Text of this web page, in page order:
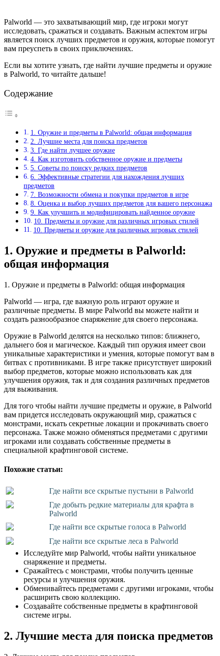
Palworld — это захватывающий мир, где игроки могут
исследовать, сражаться и создавать. Важным аспектом игры
является поиск лучших предметов и оружия, которые помогут
вам преуспеть в своих приключениях.
Если вы хотите узнать, где найти лучшие предметы и оружие
в Palworld, то читайте дальше!
Содержание
1. Оружие и предметы в Palworld: общая информация
2. Лучшие места для поиска предметов
3. Где найти лучшее оружие
4. Как изготовить собственное оружие и предметы
5. Советы по поиску редких предметов
6. Эффективные стратегии для нахождения лучших
предметов
7. Возможности обмена и покупки предметов в игре
8. Оценка и выбор лучших предметов для вашего персонажа
9. Как улучшить и модифицировать найденное оружие
10. Предметы и оружие для различных игровых стилей
10. Предметы и оружие для различных игровых стилей
1. Оружие и предметы в Palworld:
общая информация
1. Оружие и предметы в Palworld: общая информация
Palworld — игра, где важную роль играют оружие и
различные предметы. В мире Palworld вы можете найти и
создать разнообразное снаряжение для своего персонажа.
Оружие в Palworld делятся на несколько типов: ближнего,
дальнего боя и магическое. Каждый тип оружия имеет свои
уникальные характеристики и умения, которые помогут вам в
битвах с противниками. В игре также присутствует широкий
выбор предметов, которые можно использовать как для
улучшения оружия, так и для создания различных предметов
для выживания.
Для того чтобы найти лучшие предметы и оружие, в Palworld
вам придется исследовать окружающий мир, сражаться с
монстрами, искать секретные локации и прокачивать своего
персонажа. Также можно обменяться предметами с другими
игроками или создавать собственные предметы в
специальной крафтинговой системе.
Похожие статьи:
Где найти все скрытые пустыни в Palworld
Где добыть редкие материалы для крафта в
Palworld
Где найти все скрытые голоса в Palworld
Где найти все скрытые леса в Palworld
Исследуйте мир Palworld, чтобы найти уникальное
снаряжение и предметы.
Сражайтесь с монстрами, чтобы получить ценные
ресурсы и улучшения оружия.
Обменивайтесь предметами с другими игроками, чтобы
расширить свою коллекцию.
Создавайте собственные предметы в крафтинговой
системе игры.
2. Лучшие места для поиска предметов